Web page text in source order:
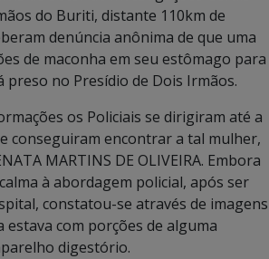
do Buriti, distante 110km de
denúncia anônima de que uma
de maconha em seu estômago para
preso no Presídio de Dois Irmãos.
os Policiais se dirigiram até a
conseguiram encontrar a tal mulher,
MARTINS DE OLIVEIRA. Embora
à abordagem policial, após ser
constatou-se através de imagens
estava com porções de alguma
digestório.